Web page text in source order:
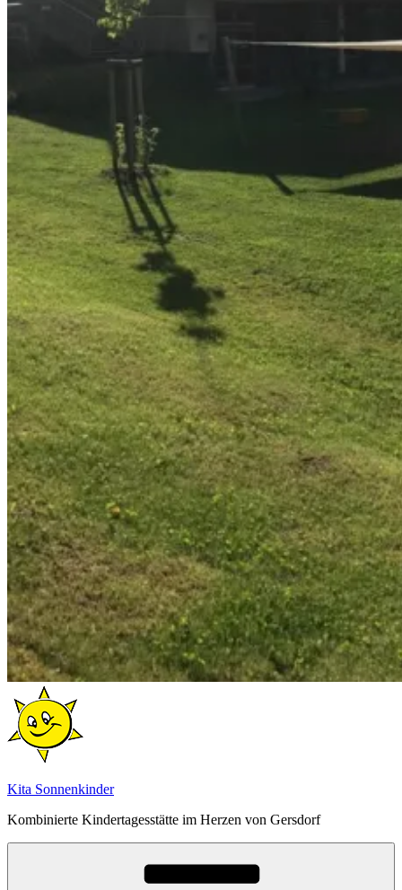
Kita Sonnenkinder
Kombinierte Kindertagesstätte im Herzen von Gersdorf